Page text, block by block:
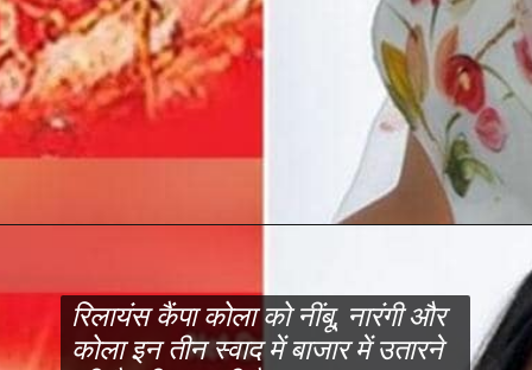
रिलायंस कैंपा कोला को नींबू, नारंगी और
कोला इन तीन स्वाद में बाजार में उतारने